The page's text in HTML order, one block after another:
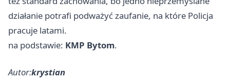
działanie potrafi podważyć zaufanie, na które Policja
pracuje latami.
na podstawie: KMP Bytom.
Autor:krystian